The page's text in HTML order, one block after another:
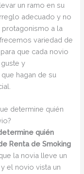
un ramo en su
adecuado y no
a la
variedad de
que cada novio
y
hagan de su
determine quién
quién
Renta de Smoking
la novia lleve un
el novio vista un